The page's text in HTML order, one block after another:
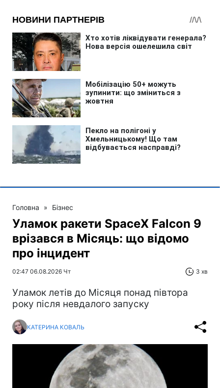
Головна » Бізнес
Уламок ракети SpaceX Falcon 9
врізався в Місяць: що відомо
про інцидент
02:47 06.08.2026 Чт 3 хв
Уламок летів до Місяця понад півтора
року після невдалого запуску
КАТЕРИНА КОВАЛЬ